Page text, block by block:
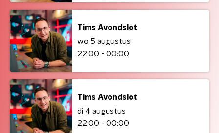
Tims Avondslot
wo 5 augustus
22:00 - 00:00
Tims Avondslot
di 4 augustus
22:00 - 00:00